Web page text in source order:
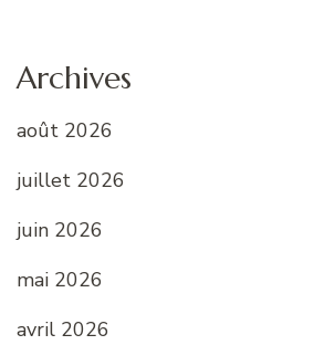
Archives
août 2026
juillet 2026
juin 2026
mai 2026
avril 2026